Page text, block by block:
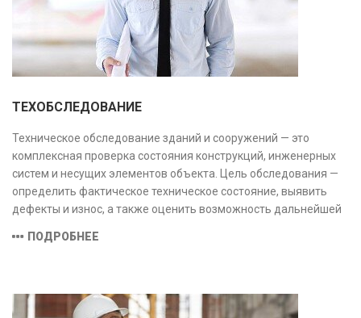
ТЕХОБСЛЕДОВАНИЕ
Техническое обследование зданий и сооружений — это
комплексная проверка состояния конструкций, инженерных
систем и несущих элементов объекта. Цель обследования —
определить фактическое техническое состояние, выявить
дефекты и износ, а также оценить возможность дальнейшей
ПОДРОБНЕЕ